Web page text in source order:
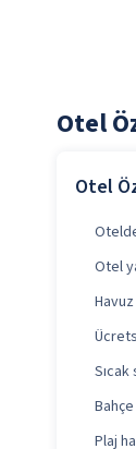
Otel
Otel
Otel
Sıcak
Bahçe
Plaj